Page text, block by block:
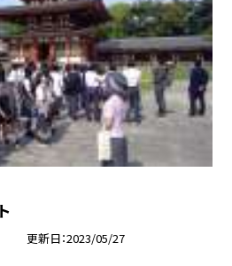
更新日 2023/05/27